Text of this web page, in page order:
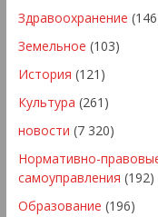
Здравоохранение
Земельное (103)
История (121)
Культура (261)
новости (7 320)
Нормативно-
самоуправления (192)
Образование (196)